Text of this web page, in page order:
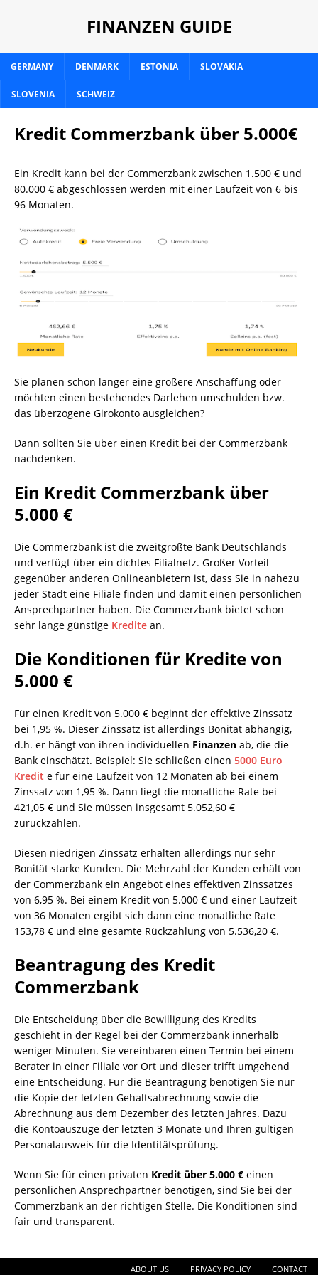
FINANZEN GUIDE
GERMANY DENMARK ESTONIA SLOVAKIA
SLOVENIA SCHWEIZ
Kredit Commerzbank über 5.000€
Ein Kredit kann bei der Commerzbank zwischen 1.500 € und
80.000 € abgeschlossen werden mit einer Laufzeit von 6 bis
96 Monaten.
Sie planen schon länger eine größere Anschaffung oder
möchten einen bestehendes Darlehen umschulden bzw.
das überzogene Girokonto ausgleichen?
Dann sollten Sie über einen Kredit bei der Commerzbank
nachdenken.
Ein Kredit Commerzbank über
5.000 €
Die Commerzbank ist die zweitgrößte Bank Deutschlands
und verfügt über ein dichtes Filialnetz. Großer Vorteil
gegenüber anderen Onlineanbietern ist, dass Sie in nahezu
jeder Stadt eine Filiale finden und damit einen persönlichen
Ansprechpartner haben. Die Commerzbank bietet schon
sehr lange günstige Kredite an.
Die Konditionen für Kredite von
5.000 €
Für einen Kredit von 5.000 € beginnt der effektive Zinssatz
bei 1,95 %. Dieser Zinssatz ist allerdings Bonität abhängig,
d.h. er hängt von ihren individuellen Finanzen ab, die die
Bank einschätzt. Beispiel: Sie schließen einen 5000 Euro
Kredit e für eine Laufzeit von 12 Monaten ab bei einem
Zinssatz von 1,95 %. Dann liegt die monatliche Rate bei
421,05 € und Sie müssen insgesamt 5.052,60 €
zurückzahlen.
Diesen niedrigen Zinssatz erhalten allerdings nur sehr
Bonität starke Kunden. Die Mehrzahl der Kunden erhält von
der Commerzbank ein Angebot eines effektiven Zinssatzes
von 6,95 %. Bei einem Kredit von 5.000 € und einer Laufzeit
von 36 Monaten ergibt sich dann eine monatliche Rate
153,78 € und eine gesamte Rückzahlung von 5.536,20 €.
Beantragung des Kredit
Commerzbank
Die Entscheidung über die Bewilligung des Kredits
geschieht in der Regel bei der Commerzbank innerhalb
weniger Minuten. Sie vereinbaren einen Termin bei einem
Berater in einer Filiale vor Ort und dieser trifft umgehend
eine Entscheidung. Für die Beantragung benötigen Sie nur
die Kopie der letzten Gehaltsabrechnung sowie die
Abrechnung aus dem Dezember des letzten Jahres. Dazu
die Kontoauszüge der letzten 3 Monate und Ihren gültigen
Personalausweis für die Identitätsprüfung.
Wenn Sie für einen privaten Kredit über 5.000 € einen
persönlichen Ansprechpartner benötigen, sind Sie bei der
Commerzbank an der richtigen Stelle. Die Konditionen sind
fair und transparent.
ABOUT US PRIVACY POLICY CONTACT